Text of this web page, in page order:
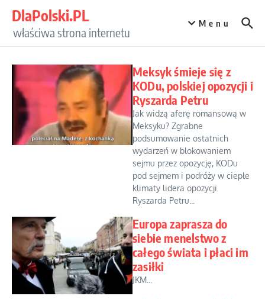
DlaPolski.PL
właściwa strona internetu
Menu
Meksyk śmieje się z
KODu, polskiej opozycji i
Ryszarda Petru
Jak widzą aferę romansową w
Meksyku? Zgrabne
podsumowanie ostatnich
wydarzeń w blokowaniem
sejmu przez opozycję, KODu
pod sejmem i podróży w ciepłe
klimaty lidera opozycji
Ryszarda Petru...
Europa zaprasza do
siebie menelstwo z
całego świata i płaci im
zasiłki
JKM...